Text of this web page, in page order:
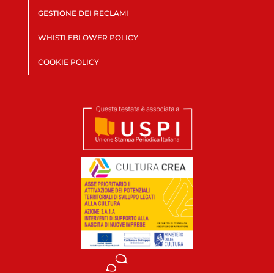
GESTIONE DEI RECLAMI
WHISTLEBLOWER POLICY
COOKIE POLICY